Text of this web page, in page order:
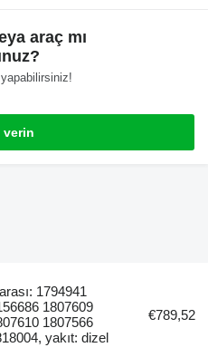
araç mı
verin
1794941
1807609
1807566
yakıt: dizel
€789,52